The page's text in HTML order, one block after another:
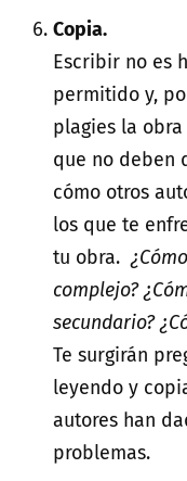
Copia.
Escribir no es
permitido y,
plagies la
que no deben
cómo otros
los que te
tu obra.
complejo?
secundario?
Te surgirán
leyendo y
autores han
problemas.